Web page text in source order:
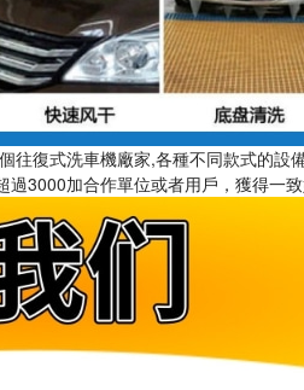
復式洗車機廠家,各種不同款式的設備
3000加合作單位或者用戶，獲得一致好評